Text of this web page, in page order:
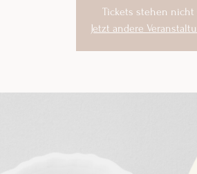
Tickets stehen nicht
Jetzt andere